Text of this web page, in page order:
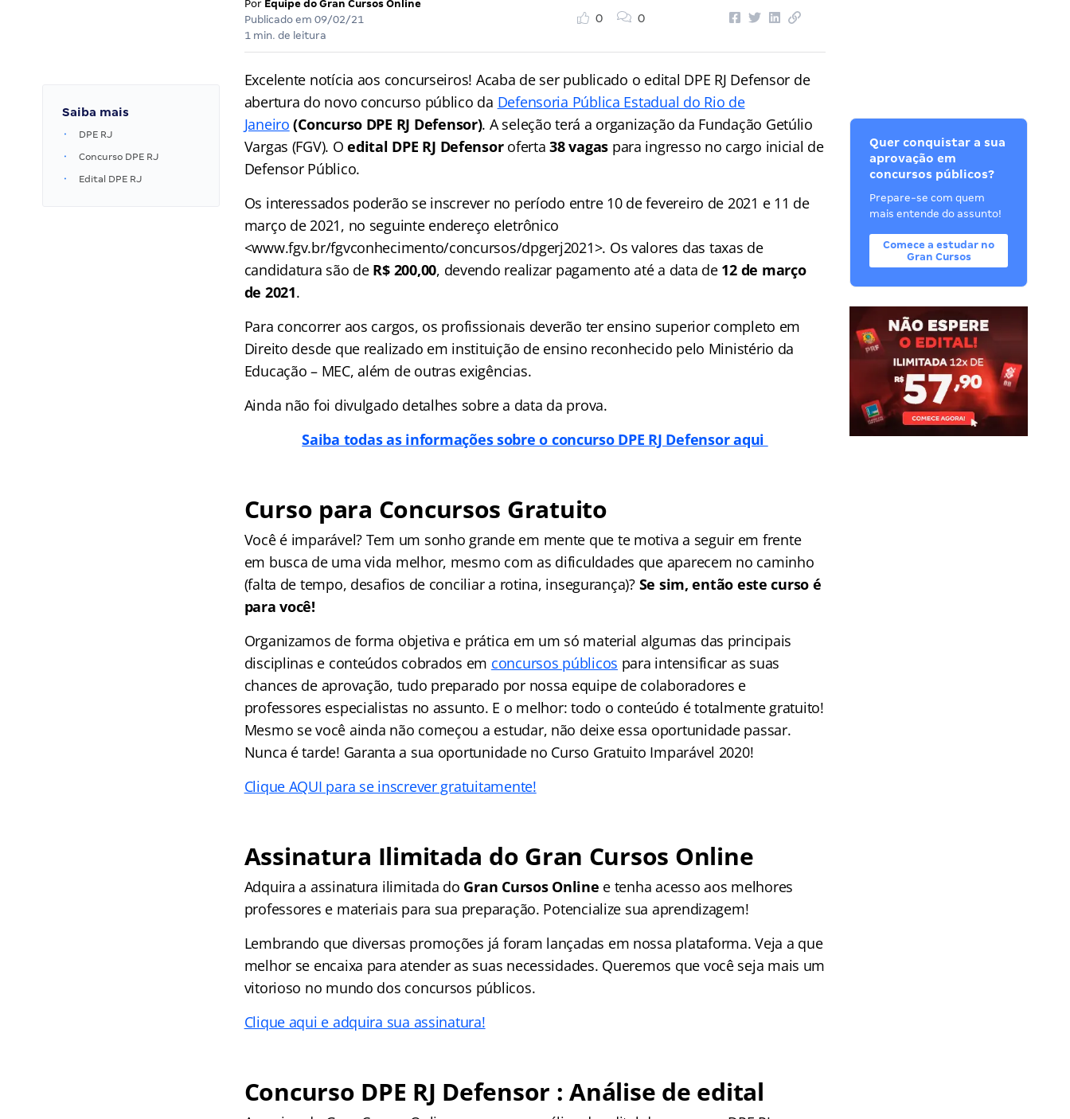
Por Equipe do Gran Cursos Online
Publicado em 09/02/21
1 min. de leitura
0 0
Saiba mais
DPE RJ
Concurso DPE RJ
Edital DPE RJ
Excelente notícia aos concurseiros! Acaba de ser publicado o edital DPE RJ Defensor de
abertura do novo concurso público da Defensoria Pública Estadual do Rio de
Janeiro (Concurso DPE RJ Defensor). A seleção terá a organização da Fundação Getúlio
Vargas (FGV). Oedital DPE RJ Defensor oferta38 vagas para ingresso no cargo inicial de
Defensor Público.
Os interessados poderão se inscrever no período entre 10 de fevereiro de 2021 e 11 de
março de 2021, no seguinte endereço eletrônico
<www.fgv.br/fgvconhecimento/concursos/dpgerj2021>. Os valores das taxas de
candidatura são de R$ 200,00, devendo realizar pagamento até a data de 12 de março
de 2021.
Para concorrer aos cargos, os profissionais deverão ter ensino superior completo em
Direito desde que realizado em instituição de ensino reconhecido pelo Ministério da
Educação – MEC, além de outras exigências.
Ainda não foi divulgado detalhes sobre a data da prova.
Saiba todas as informações sobre o concurso DPE RJ Defensor aqui
Curso para Concursos Gratuito
Você é imparável? Tem um sonho grande em mente que te motiva a seguir em frente
em busca de uma vida melhor, mesmo com as dificuldades que aparecem no caminho
(falta de tempo, desafios de conciliar a rotina, insegurança)? Se sim, então este curso é
para você!
Organizamos de forma objetiva e prática em um só material algumas das principais
disciplinas e conteúdos cobrados em concursos públicos para intensificar as suas
chances de aprovação, tudo preparado por nossa equipe de colaboradores e
professores especialistas no assunto. E o melhor: todo o conteúdo é totalmente gratuito!
Mesmo se você ainda não começou a estudar, não deixe essa oportunidade passar.
Nunca é tarde! Garanta a sua oportunidade no Curso Gratuito Imparável 2020!
Clique AQUI para se inscrever gratuitamente!
Assinatura Ilimitada do Gran Cursos Online
Adquira a assinatura ilimitada do Gran Cursos Online e tenha acesso aos melhores
professores e materiais para sua preparação. Potencialize sua aprendizagem!
Lembrando que diversas promoções já foram lançadas em nossa plataforma. Veja a que
melhor se encaixa para atender as suas necessidades. Queremos que você seja mais um
vitorioso no mundo dos concursos públicos.
Clique aqui e adquira sua assinatura!
Concurso DPE RJ Defensor : Análise de edital
Quer conquistar a sua
aprovação em
concursos públicos?
Prepare-se com quem
mais entende do assunto!
Comece a estudar no
Gran Cursos